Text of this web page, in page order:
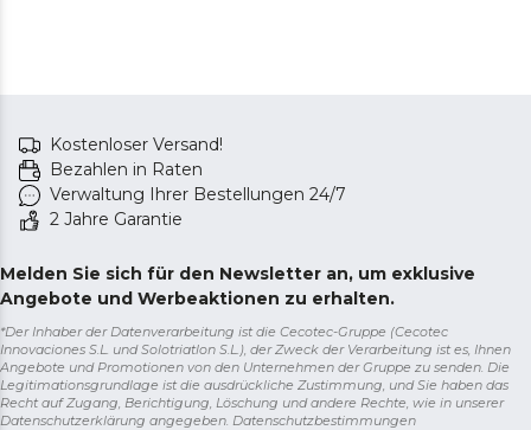
Kostenloser Versand!
Bezahlen in Raten
Verwaltung Ihrer Bestellungen 24/7
2 Jahre Garantie
Melden Sie sich für den Newsletter an, um exklusive
Angebote und Werbeaktionen zu erhalten.
*Der Inhaber der Datenverarbeitung ist die Cecotec-Gruppe (Cecotec
Innovaciones S.L. und Solotriatlon S.L.), der Zweck der Verarbeitung ist es, Ihnen
Angebote und Promotionen von den Unternehmen der Gruppe zu senden. Die
Legitimationsgrundlage ist die ausdrückliche Zustimmung, und Sie haben das
Recht auf Zugang, Berichtigung, Löschung und andere Rechte, wie in unserer
Datenschutzerklärung angegeben. Datenschutzbestimmungen